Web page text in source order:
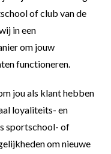
of club van de
in een
om jouw
functioneren.
jou als klant hebben
loyaliteits- en
sportschool- of
om nieuwe